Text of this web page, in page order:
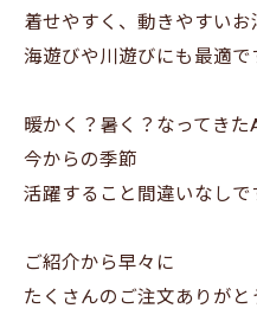
着せやすく、動きやすいお
海遊びや川遊びにも最適
暖かく？暑く？なってきた
今からの季節
活躍すること間違いなしで
ご紹介から早々に
たくさんのご注文ありが